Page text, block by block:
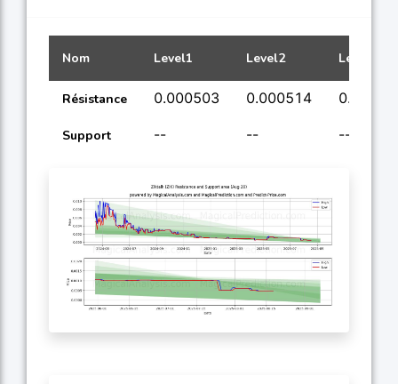
Nom Level1 Level2 Level3
Résistance 0.000503 0.000514
Support -- -- --